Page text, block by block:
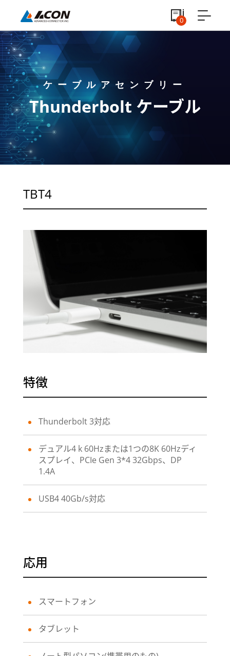
0
ケーブルアセンブリー
Thunderbolt ケーブル
TBT4
特徴
Thunderbolt 3対応
デュアル4 k 60Hzまたは1つの8K 60Hzディ
スプレイ、PCIe Gen 3*4 32Gbps、DP
1.4A
USB4 40Gb/s対応
応用
スマートフォン
タブレット